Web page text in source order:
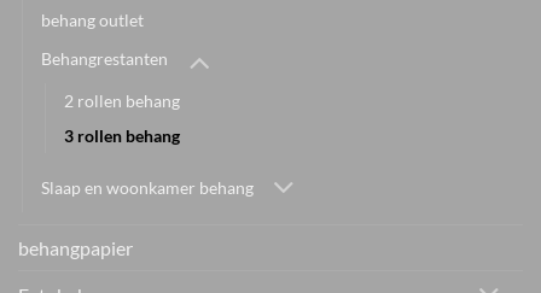
behang outlet
Behangrestanten
2 rollen behang
3 rollen behang
Slaap en woonkamer behang
behangpapier